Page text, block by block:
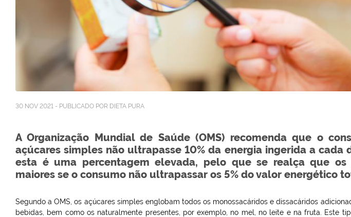
30 NOV 2021 - PUBLICADO POR DIETA PURA
A Organização Mundial de Saúde (OMS) recomenda que o
açúcares simples não ultrapasse 10% da energia ingerida a cada
esta é uma percentagem elevada, pelo que se realça que os
maiores se o consumo não ultrapassar os 5% do valor energético
Segundo a OMS, os açúcares simples englobam todos os monossacáridos e dissacáridos
bebidas, bem como os naturalmente presentes, por exemplo, no mel, no leite e na fruta. Este